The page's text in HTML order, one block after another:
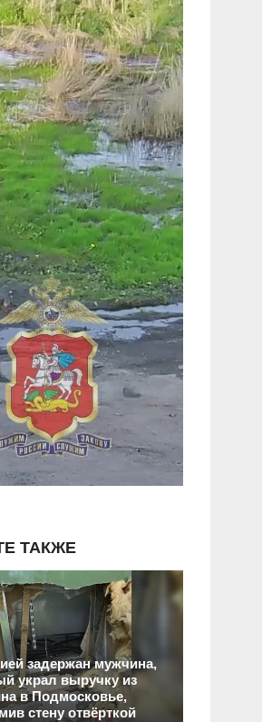
ТАКЖЕ
задержан мужчина,
украл выручку из
в Подмосковье,
стену отвёрткой